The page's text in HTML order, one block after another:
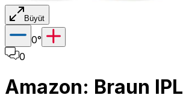
Büyüt
0°
0
Amazon: Braun IPL